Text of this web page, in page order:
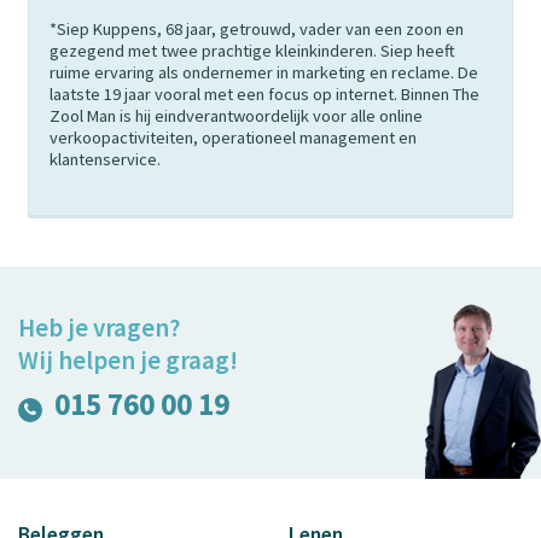
*Siep Kuppens, 68 jaar, getrouwd, vader van een zoon en
gezegend met twee prachtige kleinkinderen. Siep heeft
ruime ervaring als ondernemer in marketing en reclame. De
laatste 19 jaar vooral met een focus op internet. Binnen The
Zool Man is hij eindverantwoordelijk voor alle online
verkoopactiviteiten, operationeel management en
klantenservice.
Heb je vragen?
Wij helpen je graag!
015 760 00 19